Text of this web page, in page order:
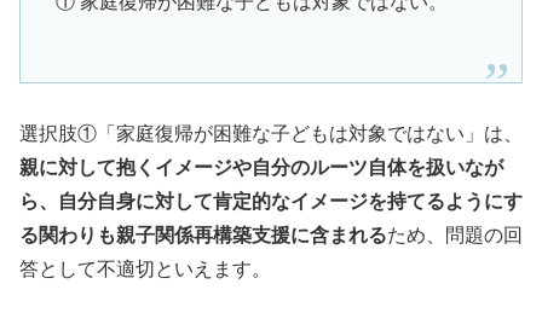
選択肢①「家庭復帰が困難な子どもは対象ではない」は、
親に対して抱くイメージや自分のルーツ自体を扱いなが
ら、自分自身に対して肯定的なイメージを持てるようにす
る関わりも親子関係再構築支援に含まれるため、問題の回
答として不適切といえます。